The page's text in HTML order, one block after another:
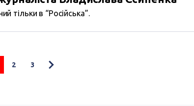
тільки в “Російська”.
2 3